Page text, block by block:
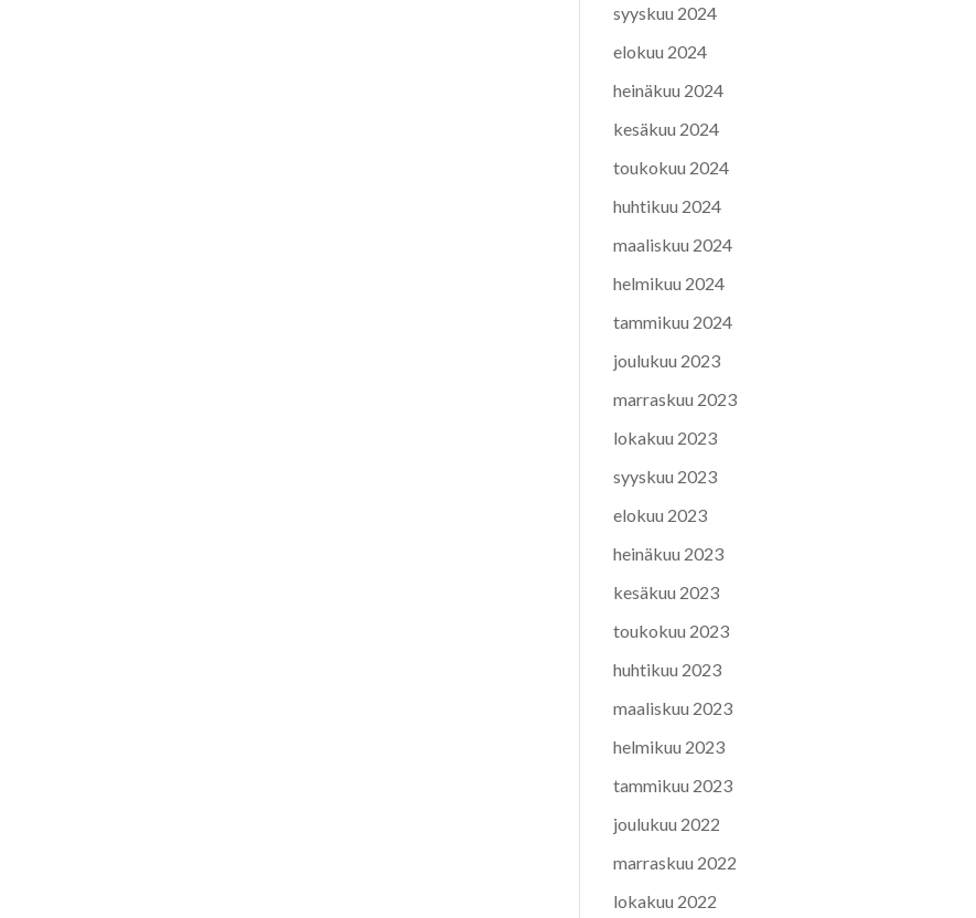
syyskuu 2024
elokuu 2024
heinäkuu 2024
kesäkuu 2024
toukokuu 2024
huhtikuu 2024
maaliskuu 2024
helmikuu 2024
tammikuu 2024
joulukuu 2023
marraskuu 2023
lokakuu 2023
syyskuu 2023
elokuu 2023
heinäkuu 2023
kesäkuu 2023
toukokuu 2023
huhtikuu 2023
maaliskuu 2023
helmikuu 2023
tammikuu 2023
joulukuu 2022
marraskuu 2022
lokakuu 2022